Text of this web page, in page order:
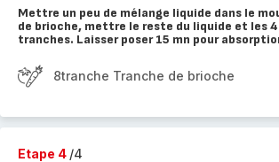
Mettre un peu de mélange liquide dans le
de brioche, mettre le reste du liquide et les
tranches. Laisser poser 15 mn pour
8tranche Tranche de brioche
Etape 4 /4